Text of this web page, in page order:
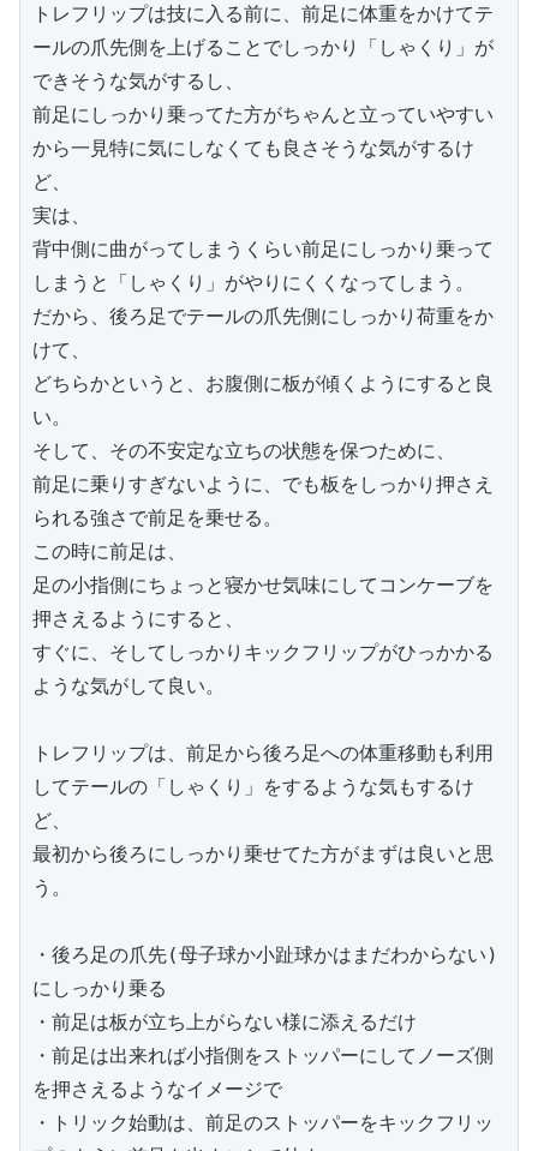
トレフリップは技に入る前に、前足に体重をかけてテ
ールの爪先側を上げることでしっかり「しゃくり」が
できそうな気がするし、
前足にしっかり乗ってた方がちゃんと立っていやすい
から一見特に気にしなくても良さそうな気がするけ
ど、
実は、
背中側に曲がってしまうくらい前足にしっかり乗って
しまうと「しゃくり」がやりにくくなってしまう。
だから、後ろ足でテールの爪先側にしっかり荷重をか
けて、
どちらかというと、お腹側に板が傾くようにすると良
い。
そして、その不安定な立ちの状態を保つために、
前足に乗りすぎないように、でも板をしっかり押さえ
られる強さで前足を乗せる。
この時に前足は、
足の小指側にちょっと寝かせ気味にしてコンケーブを
押さえるようにすると、
すぐに、そしてしっかりキックフリップがひっかかる
ような気がして良い。
トレフリップは、前足から後ろ足への体重移動も利用
してテールの「しゃくり」をするような気もするけ
ど、
最初から後ろにしっかり乗せてた方がまずは良いと思
う。
・後ろ足の爪先(母子球か小趾球かはまだわからない)
にしっかり乗る
・前足は板が立ち上がらない様に添えるだけ
・前足は出来れば小指側をストッパーにしてノーズ側
を押さえるようなイメージで
・トリック始動は、前足のストッパーをキックフリッ